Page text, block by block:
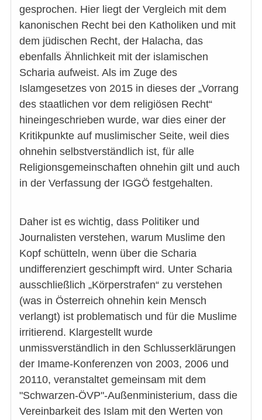
gesprochen. Hier liegt der Vergleich mit dem
kanonischen Recht bei den Katholiken und mit
dem jüdischen Recht, der Halacha, das
ebenfalls Ähnlichkeit mit der islamischen
Scharia aufweist. Als im Zuge des
Islamgesetzes von 2015 in dieses der „Vorrang
des staatlichen vor dem religiösen Recht“
hineingeschrieben wurde, war dies einer der
Kritikpunkte auf muslimischer Seite, weil dies
ohnehin selbstverständlich ist, für alle
Religionsgemeinschaften ohnehin gilt und auch
in der Verfassung der IGGÖ festgehalten.
Daher ist es wichtig, dass Politiker und
Journalisten verstehen, warum Muslime den
Kopf schütteln, wenn über die Scharia
undifferenziert geschimpft wird. Unter Scharia
ausschließlich „Körperstrafen“ zu verstehen
(was in Österreich ohnehin kein Mensch
verlangt) ist problematisch und für die Muslime
irritierend. Klargestellt wurde
unmissverständlich in den Schlusserklärungen
der Imame-Konferenzen von 2003, 2006 und
20110, veranstaltet gemeinsam mit dem
"Schwarzen-ÖVP"-Außenministerium, dass die
Vereinbarkeit des Islam mit den Werten von